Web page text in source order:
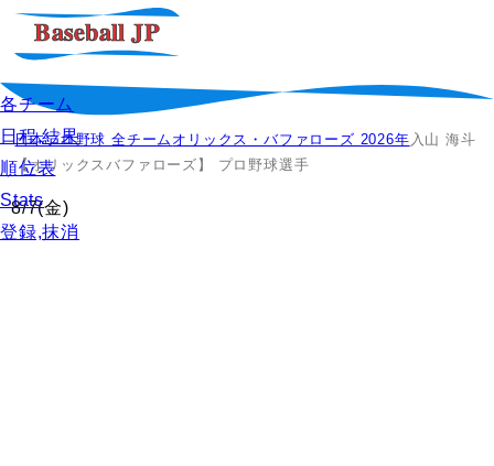
各チーム
日程,結果
順位表
Stats
登録,抹消
日本プロ野球 全チーム オリックス・バファローズ 2026年 入山 海斗
【オリックスバファローズ】 プロ野球選手
8/7(金)